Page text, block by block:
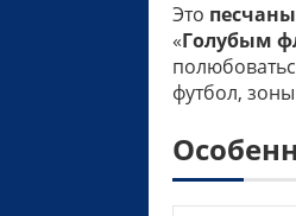
Это
«Голубым
футбол,